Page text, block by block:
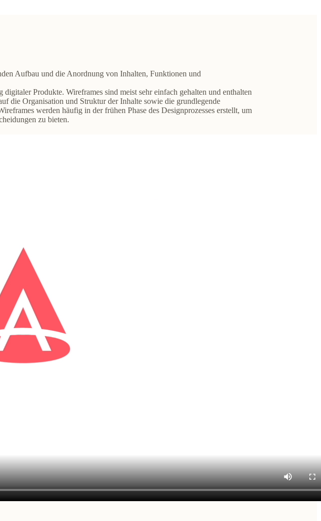
Aufbau und die Anordnung von Inhalten, Funktionen und
digitaler Produkte. Wireframes sind meist sehr einfach gehalten und enthalten
die Organisation und Strukturder Inhalte sowie die grundlegende
werden häufig in derfrühen Phase des Designprozesseserstellt, um
zu bieten.